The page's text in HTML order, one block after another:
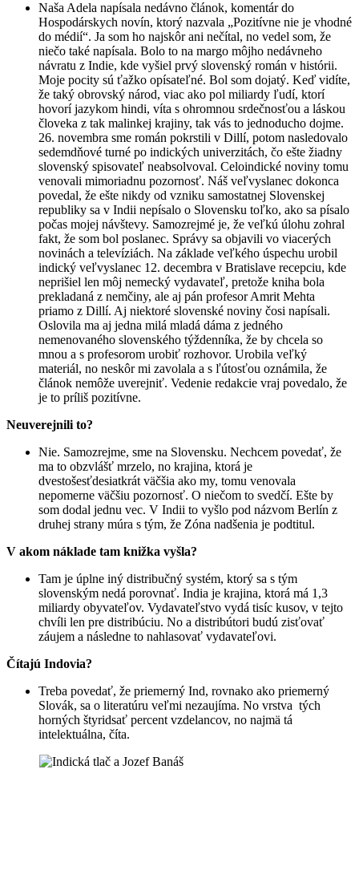
Naša Adela napísala nedávno článok, komentár do
Hospodárskych novín, ktorý nazvala „Pozitívne nie je vhodné
do médií“. Ja som ho najskôr ani nečítal, no vedel som, že
niečo také napísala. Bolo to na margo môjho nedávneho
návratu z Indie, kde vyšiel prvý slovenský román v histórii.
Moje pocity sú ťažko opísateľné. Bol som dojatý. Keď vidíte,
že taký obrovský národ, viac ako pol miliardy ľudí, ktorí
hovorí jazykom hindi, víta s ohromnou srdečnosťou a láskou
človeka z tak malinkej krajiny, tak vás to jednoducho dojme.
26. novembra sme román pokrstili v Dillí, potom nasledovalo
sedemdňové turné po indických univerzitách, čo ešte žiadny
slovenský spisovateľ neabsolvoval. Celoindické noviny tomu
venovali mimoriadnu pozornosť. Náš veľvyslanec dokonca
povedal, že ešte nikdy od vzniku samostatnej Slovenskej
republiky sa v Indii nepísalo o Slovensku toľko, ako sa písalo
počas mojej návštevy. Samozrejmé je, že veľkú úlohu zohral
fakt, že som bol poslanec. Správy sa objavili vo viacerých
novinách a televíziách. Na základe veľkého úspechu urobil
indický veľvyslanec 12. decembra v Bratislave recepciu, kde
neprišiel len môj nemecký vydavateľ, pretože kniha bola
prekladaná z nemčiny, ale aj pán profesor Amrit Mehta
priamo z Dillí. Aj niektoré slovenské noviny čosi napísali.
Oslovila ma aj jedna milá mladá dáma z jedného
nemenovaného slovenského týždenníka, že by chcela so
mnou a s profesorom urobiť rozhovor. Urobila veľký
materiál, no neskôr mi zavolala a s ľútosťou oznámila, že
článok nemôže uverejniť. Vedenie redakcie vraj povedalo, že
je to príliš pozitívne.
Neuverejnili to?
Nie. Samozrejme, sme na Slovensku. Nechcem povedať, že
ma to obzvlášť mrzelo, no krajina, ktorá je
dvestošesťdesiatkrát väčšia ako my, tomu venovala
nepomerne väčšiu pozornosť. O niečom to svedčí. Ešte by
som dodal jednu vec. V Indii to vyšlo pod názvom Berlín z
druhej strany múra s tým, že Zóna nadšenia je podtitul.
V akom náklade tam knižka vyšla?
Tam je úplne iný distribučný systém, ktorý sa s tým
slovenským nedá porovnať. India je krajina, ktorá má 1,3
miliardy obyvateľov. Vydavateľstvo vydá tisíc kusov, v tejto
chvíli len pre distribúciu. No a distribútori budú zisťovať
záujem a následne to nahlasovať vydavateľovi.
Čítajú Indovia?
Treba povedať, že priemerný Ind, rovnako ako priemerný
Slovák, sa o literatúru veľmi nezaujíma. No vrstva tých
horných štyridsať percent vzdelancov, no najmä tá
intelektuálna, číta.